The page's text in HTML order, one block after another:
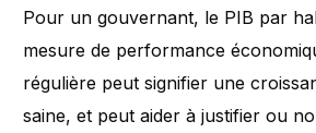
Pour un gouvernant, le PIB par
mesure de performance
régulière peut signifier une
saine, et peut aider à justifier ou